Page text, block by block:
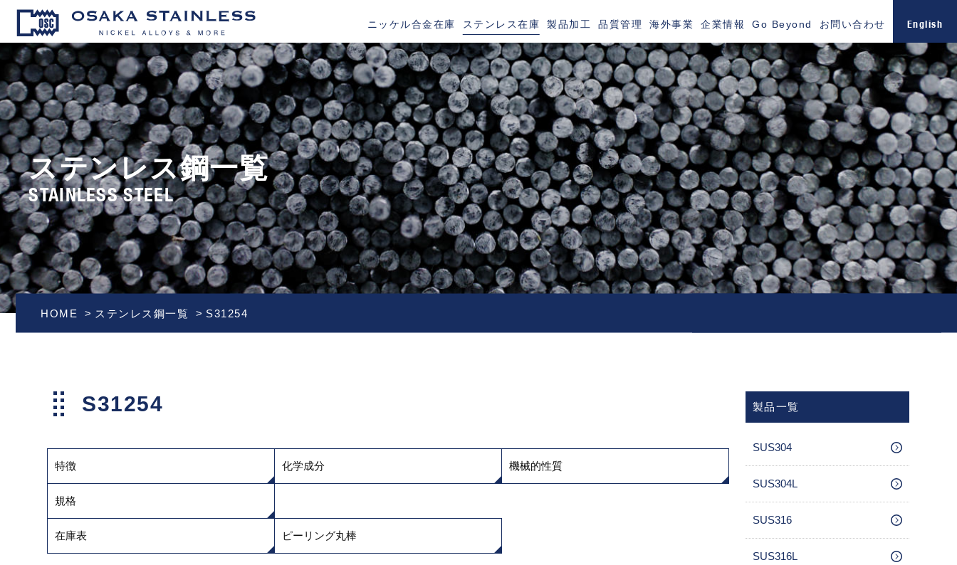
OSAKA STAINLESS
ニッケル合金在庫 ステンレス在庫 製品加工 品質管理 海外事業 企業情報 Go Beyond お問い合わせ English
ステンレス鋼一覧
STAINLESS STEEL
HOME ステンレス鋼一覧 S31254
S31254
特徴 化学成分 機械的性質
規格
在庫表 ピーリング丸棒
製品一覧
SUS304
SUS304L
SUS316
SUS316L